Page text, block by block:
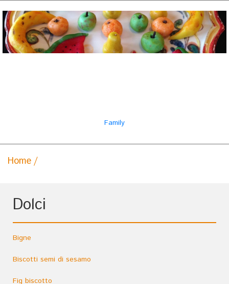
Family
Home
Dolci
Bigne
Biscotti semi di sesamo
Fig biscotto